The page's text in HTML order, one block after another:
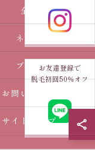
お友達登録で
脱毛初回50％オフ
全身
ネイル
ブログ
お問い合わせ
サイトマップ